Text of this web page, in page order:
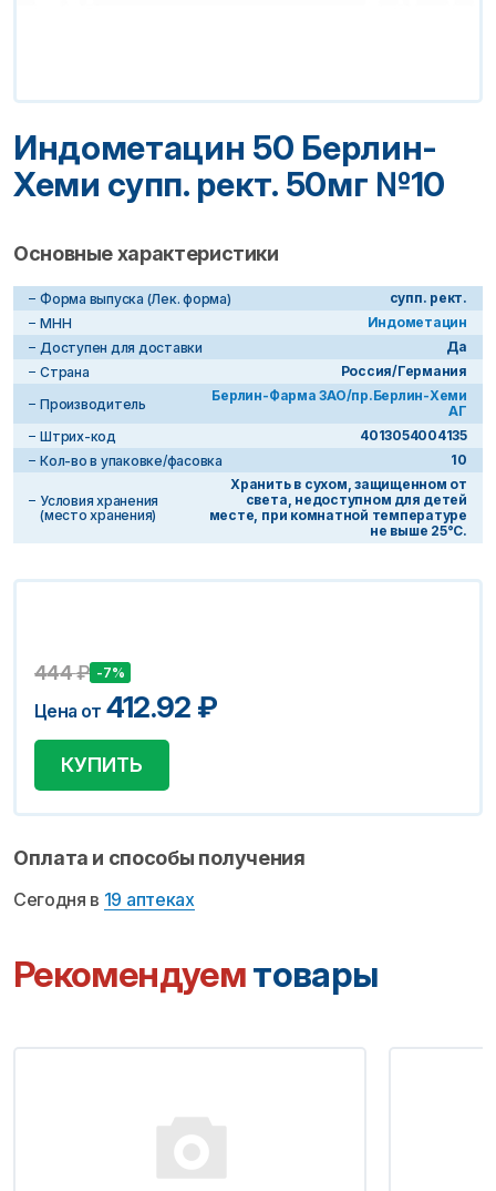
Индометацин 50 Берлин-
Хеми супп. рект. 50мг №10
Основные характеристики
Форма выпуска (Лек. форма)
супп. рект.
МНН
Индометацин
Доступен для доставки
Да
Страна
Россия/Германия
Производитель
Берлин-Фарма ЗАО/пр.Берлин-Хеми
АГ
Штрих-код
4013054004135
Кол-во в упаковке/фасовка
10
Условия хранения
(место хранения)
Хранить в сухом, защищенном от
света, недоступном для детей
месте, при комнатной температуре
не выше 25°С.
444₽ -7%
Цена от 412.92 ₽
КУПИТЬ
Оплата и способы получения
Сегодня в 19 аптеках
Рекомендуемтовары